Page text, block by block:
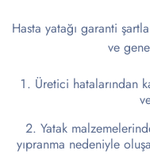
Hasta yatağı garanti
ve
Üretici hatalarından
Yatak
yıpranma nedeniyle